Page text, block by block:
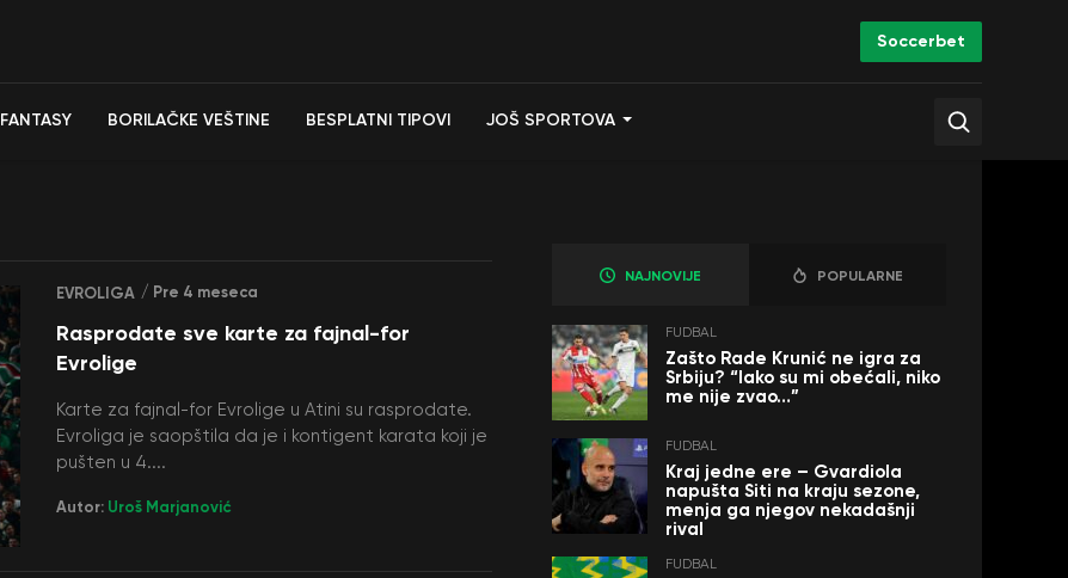
Soccerbet
FANTASY BORILAČKE VEŠTINE BESPLATNI TIPOVI JOŠ SPORTOVA
EVROLIGA / Pre 4 meseca
Rasprodate sve karte za fajnal-for
Evrolige
Karte za fajnal-for Evrolige u Atini su rasprodate.
Evroliga je saopštila da je i kontigent karata koji je
pušten u 4....
Autor: Uroš Marjanović
NAJNOVIJE POPULARNE
FUDBAL
Zašto Rade Krunić ne igra za
Srbiju? “Iako su mi obećali, niko
me nije zvao…”
FUDBAL
Kraj jedne ere – Gvardiola
napušta Siti na kraju sezone,
menja ga njegov nekadašnji
rival
FUDBAL